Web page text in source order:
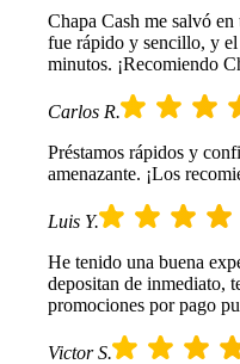
Chapa Cash me salvó
fue rápido y sencillo, y
minutos. ¡Recomiendo
Carlos R.
Préstamos rápidos y
amenazante. ¡Los
Luis Y.
He tenido una buena
depositan de inmediato,
promociones por pago
Victor S.